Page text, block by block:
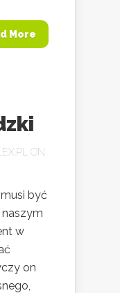
More
ON
być
w
on